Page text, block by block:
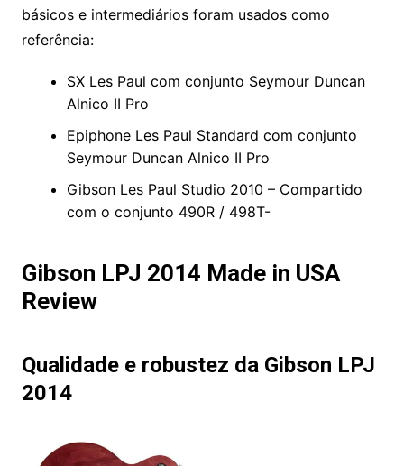
básicos e intermediários foram usados ​​como
referência:
SX Les Paul com conjunto Seymour Duncan
Alnico II Pro
Epiphone Les Paul Standard com conjunto
Seymour Duncan Alnico II Pro
Gibson Les Paul Studio 2010 – Compartido
com o conjunto 490R / 498T-
Gibson LPJ 2014 Made in USA
Review
Qualidade e robustez da Gibson LPJ
2014